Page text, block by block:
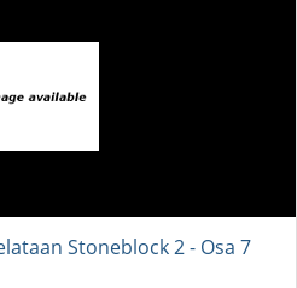
Stoneblock 2 - Osa 7